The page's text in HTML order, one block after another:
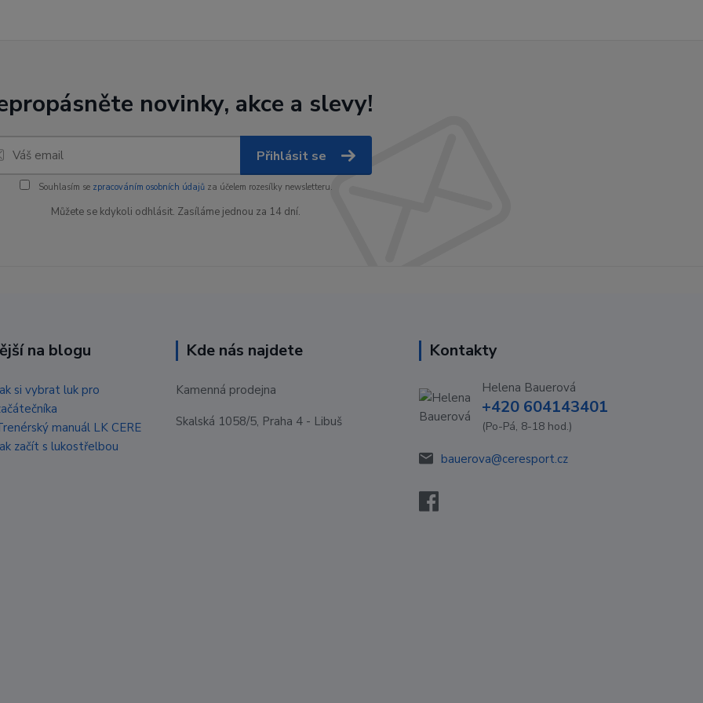
novinky, akce a slevy!
Přihlásit se
Souhlasím se zpracováním osobních údajůza účelem rozesílky newsletteru.
Můžete se kdykoli odhlásit. Zasíláme jednou za 14 dní.
na blogu
si vybrat luk pro
manuál LK CERE
začít s lukostřelbou
Kde nás najdete
Kamenná prodejna
Skalská 1058/5, Praha 4 - Libuš
Kontakty
Helena Bauerová
+420 604143401
(Po-Pá, 8-18 hod.)
bauerova@ceresport.cz